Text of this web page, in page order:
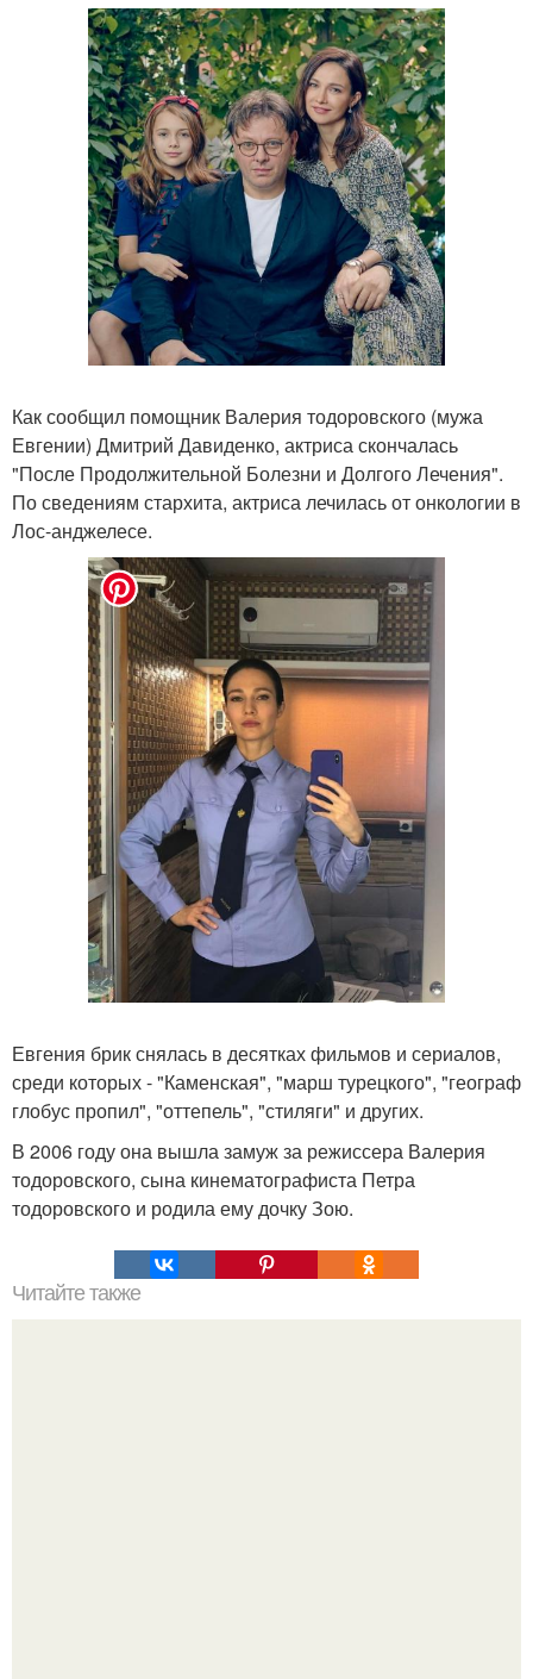
Как сообщил помощник Валерия тодоровского (мужа
Евгении) Дмитрий Давиденко, актриса скончалась
"После Продолжительной Болезни и Долгого Лечения".
По сведениям стархита, актриса лечилась от онкологии в
Лос-анджелесе.
Евгения брик снялась в десятках фильмов и сериалов,
среди которых - "Каменская", "марш турецкого", "географ
глобус пропил", "оттепель", "стиляги" и других.
В 2006 году она вышла замуж за режиссера Валерия
тодоровского, сына кинематографиста Петра
тодоровского и родила ему дочку Зою.
Читайте также